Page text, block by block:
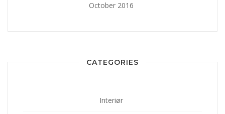
October 2016
CATEGORIES
Interiør